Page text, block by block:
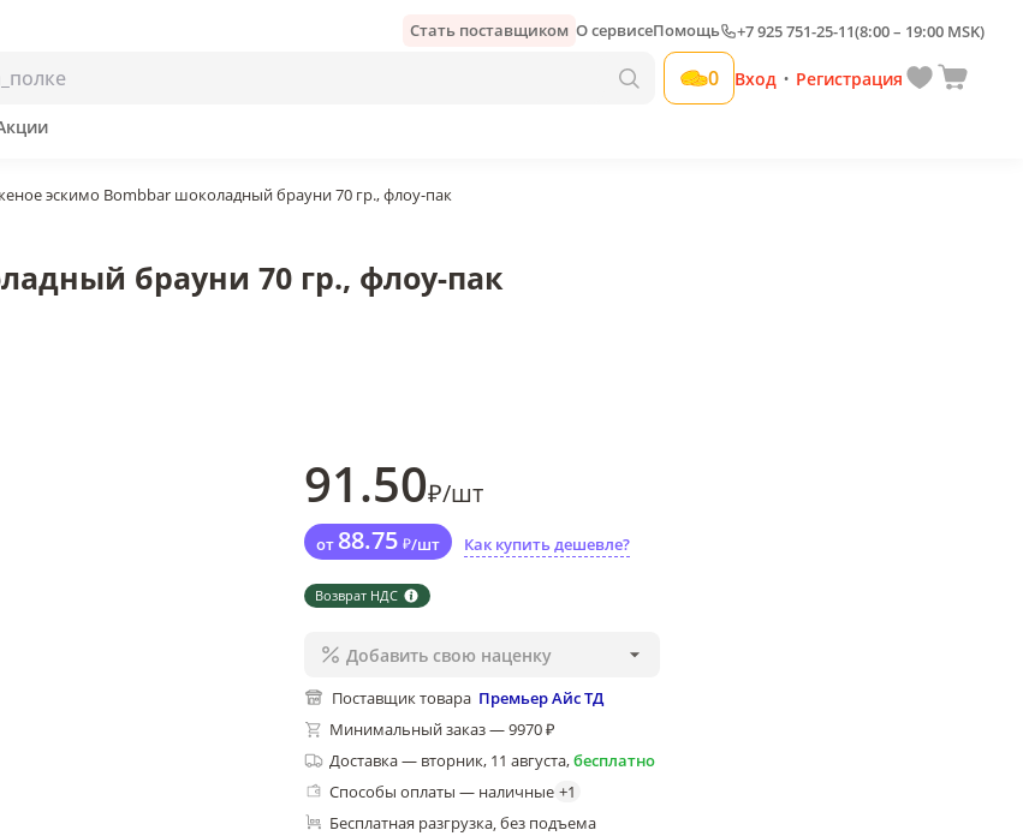
Стать поставщиком О сервисеПомощь +7 925 751-25-11(8:00 – 19:00 MSK)
0 Вход • Регистрация
эскимо Bombbar шоколадный брауни 70 гр., флоу-пак
70 гр., флоу-пак
Добавить свою наценку
брауни 70 гр., флоу-пак
91.50₽/шт
от 88.75 ₽/шт Как купить дешевле?
Возврат НДС
Добавить свою наценку
Поставщик товара Премьер Айс ТД
Минимальный заказ — 9970 ₽
Доставка— вторник, 11 августа,бесплатно
Способы оплаты — наличные +1
Бесплатная разгрузка, без подъема